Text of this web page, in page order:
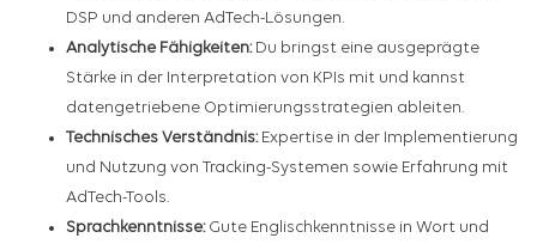
DSP und anderen AdTech-Lösungen.
Analytische Fähigkeiten:Du bringst eine ausgeprägte
Stärke in der Interpretation von KPIs mit und kannst
datengetriebene Optimierungsstrategien ableiten.
Technisches Verständnis:Expertise in der Implementierung
und Nutzung von Tracking-Systemen sowie Erfahrung mit
AdTech-Tools.
Sprachkenntnisse:Gute Englischkenntnisse in Wort und